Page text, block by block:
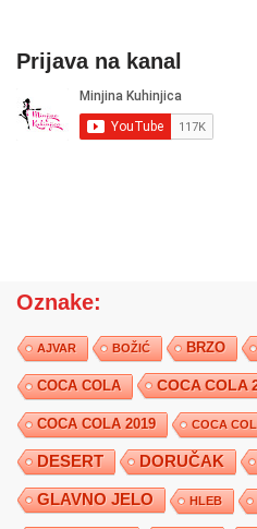
Prijava na kanal
Oznake:
AJVAR BOŽIĆ BRZO
COCA COLA COCA COLA
COCA COLA 2019 COCA
DESERT DORUČAK
GLAVNO JELO HLEB